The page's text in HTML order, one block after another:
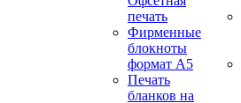
печать
Фирменные
блокноты
формат А5
Печать
бланков на